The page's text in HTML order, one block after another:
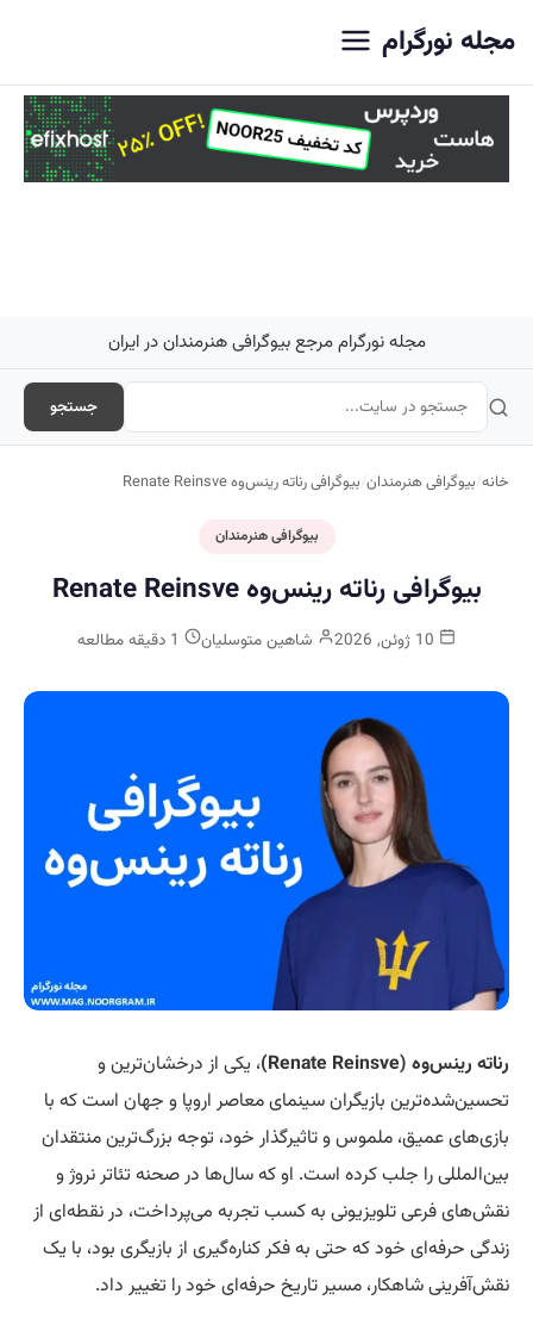
مجله نورگرام
مجله نورگرام مرجع بیوگرافی هنرمندان در ایران
جستجو
خانه/بیوگرافی هنرمندان/بیوگرافی رناته رینس‌وه Renate Reinsve
بیوگرافی هنرمندان
بیوگرافی رناته رینس‌وه Renate Reinsve
شاهین متوسلیان
رناته رینس‌وه (Renate Reinsve)
، یکی از درخشان‌ترین و
تحسین‌شده‌ترین بازیگران سینمای معاصر اروپا و جهان است که با
بازی‌های عمیق، ملموس و تاثیرگذار خود، توجه بزرگ‌ترین منتقدان
بین‌المللی را جلب کرده است. او که سال‌ها در صحنه تئاتر نروژ و
نقش‌های فرعی تلویزیونی به کسب تجربه می‌پرداخت، در نقطه‌ای از
زندگی حرفه‌ای خود که حتی به فکر کناره‌گیری از بازیگری بود، با یک
نقش‌آفرینی شاهکار، مسیر تاریخ حرفه‌ای خود را تغییر داد.